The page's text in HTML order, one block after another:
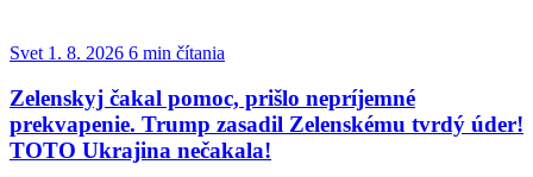
Svet 1. 8. 2026 6 min čítania
Zelenskyj čakal pomoc, prišlo nepríjemné
prekvapenie. Trump zasadil Zelenskému tvrdý úder!
TOTO Ukrajina nečakala!